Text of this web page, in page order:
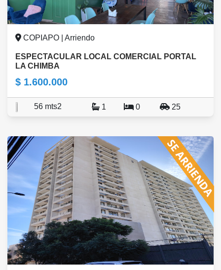
COPIAPO | Arriendo
ESPECTACULAR LOCAL COMERCIAL PORTAL
LA CHIMBA
$ 1.600.000
56 mts2 1 0 25